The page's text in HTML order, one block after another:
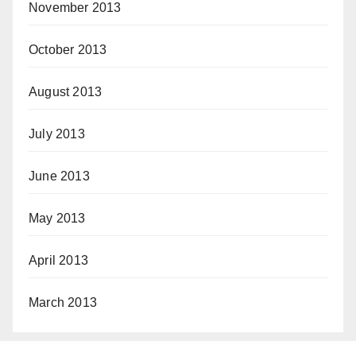
November 2013
October 2013
August 2013
July 2013
June 2013
May 2013
April 2013
March 2013